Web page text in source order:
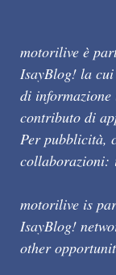
motorilive è
IsayBlog! la
di informazione
contributo di
Per pubblicità,
collaborazioni:
motorilive is
IsayBlog!
other